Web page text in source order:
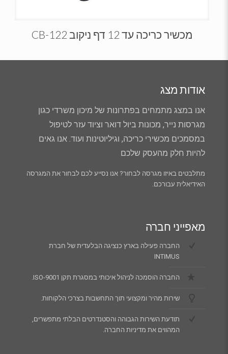
מכשיר כריכה עד 12 דף ניקוב CB-122
אודות מצג
אנו במצג מתמחים בפתרונות של מיכון משרדי כגון
מגרסות נייר, מכונות ביול דואר וציוד עזר לטיפול
במסמכים מכשירי כריכה, וגיליוטינות ועוד. אנו גאים
להיות חלק מהעסק שלכם
מתלבטים באיזו מגרסה לבחור? אנו נסייע לכם לבחור את המגרסה
האידיאלית עבורכם.
מאפייני חברה
החברה פעילה בארץ כנציגה הבלעדית של חברת
INTIMUS
החברה הוסמכה לניהול איכותי במסגרת תקן ISO-9001.
שירות מהיר ומקצועי תוך התחשבות בצרכי הלקוחות.
תודעת השירות הגבוהה והסטנדרטים הבלתי מתפשרים,
המהווים את מדיניות החברה.